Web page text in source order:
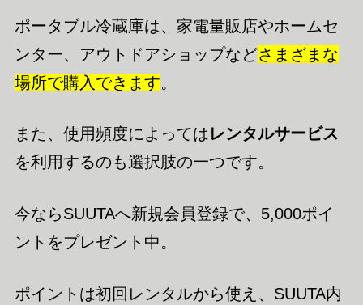
ポータブル冷蔵庫は、家電量販店やホームセ
ンター、アウトドアショップなどさまざまな
場所で購入できます。
また、使用頻度によってはレンタルサービス
を利用するのも選択肢の一つです。
今ならSUUTAへ新規会員登録で、5,000ポイ
ントをプレゼント中。
ポイントは初回レンタルから使え、SUUTA内